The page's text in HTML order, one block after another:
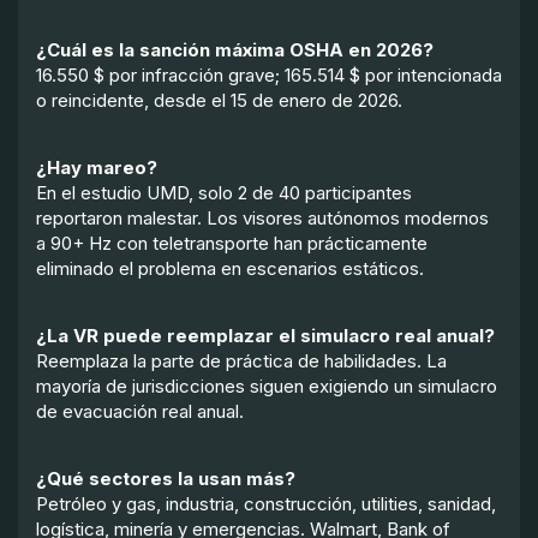
¿Cuál es la sanción máxima OSHA en 2026?
16.550 $ por infracción grave; 165.514 $ por intencionada
o reincidente, desde el 15 de enero de 2026.
¿Hay mareo?
En el estudio UMD, solo 2 de 40 participantes
reportaron malestar. Los visores autónomos modernos
a 90+ Hz con teletransporte han prácticamente
eliminado el problema en escenarios estáticos.
¿La VR puede reemplazar el simulacro real anual?
Reemplaza la parte de práctica de habilidades. La
mayoría de jurisdicciones siguen exigiendo un simulacro
de evacuación real anual.
¿Qué sectores la usan más?
Petróleo y gas, industria, construcción, utilities, sanidad,
logística, minería y emergencias. Walmart, Bank of